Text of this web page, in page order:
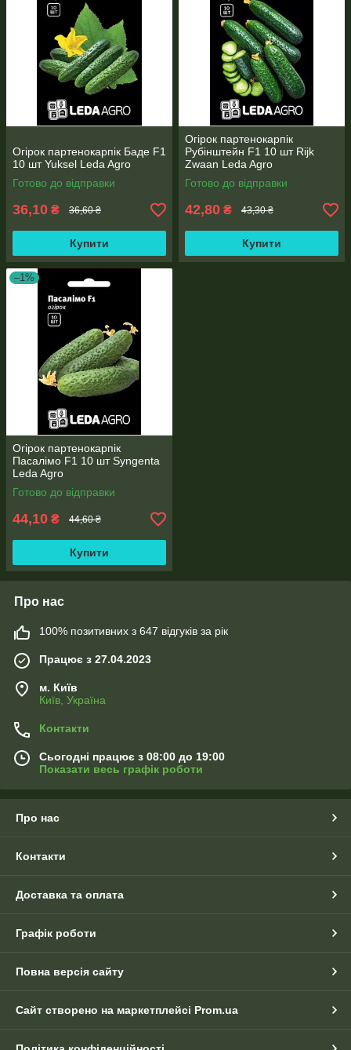
Огірок партенокарпік Баде F1
10 шт Yuksel Leda Agro
Готово до відправки
36,10 ₴ 36,60 ₴
Купити
Огірок партенокарпік
Рубінштейн F1 10 шт Rijk
Zwaan Leda Agro
Готово до відправки
42,80 ₴ 43,30 ₴
Купити
–1%
Огірок партенокарпік
Пасалімо F1 10 шт Syngenta
Leda Agro
Готово до відправки
44,10 ₴ 44,60 ₴
Купити
Про нас
100% позитивних з 647 відгуків за рік
Працює з 27.04.2023
м. Київ
Київ, Україна
Контакти
Сьогодні працює з 08:00 до 19:00
Показати весь графік роботи
Про нас
Контакти
Доставка та оплата
Графік роботи
Повна версія сайту
Сайт створено на маркетплейсі Prom.ua